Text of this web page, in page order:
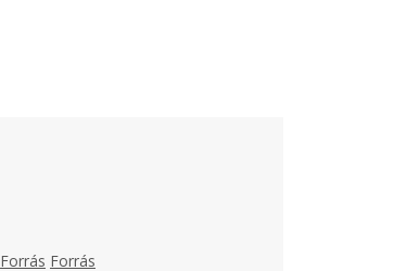
Forrás Forrás